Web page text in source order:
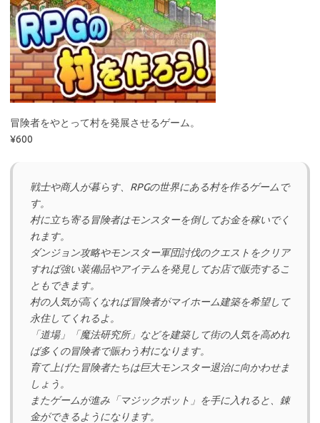
冒険者をやとって村を発展させるゲーム。
¥600
戦士や商人が暮らす、RPGの世界にある村を作るゲームで
す。
村に立ち寄る冒険者はモンスターを倒してお金を稼いでく
れます。
ダンジョン攻略やモンスター軍団討伐のクエストをクリア
すれば強い装備品やアイテムを発見してお店で販売するこ
ともできます。
村の人気が高くなれば冒険者がマイホーム建築を希望して
永住してくれるよ。
「道場」「魔法研究所」などを建築して街の人気を高めれ
ば多くの冒険者で賑わう村になります。
育て上げた冒険者たちは巨大モンスター退治に向かわせま
しょう。
またゲームが進み「マジックポット」を手に入れると、錬
金ができるようになります。